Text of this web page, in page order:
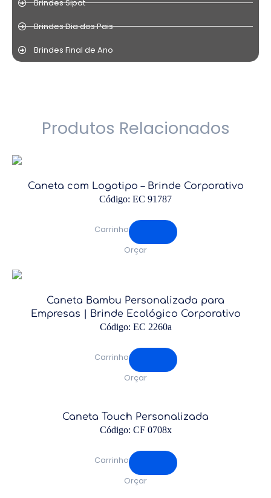
Brindes Sipat
Brindes Dia dos Pais
Brindes Final de Ano
Produtos Relacionados
Caneta com Logotipo – Brinde Corporativo
Código: EC 91787
Carrinho
Orçar
Caneta Bambu Personalizada para
Empresas | Brinde Ecológico Corporativo
Código: EC 2260a
Carrinho
Orçar
Caneta Touch Personalizada
Código: CF 0708x
Carrinho
Orçar